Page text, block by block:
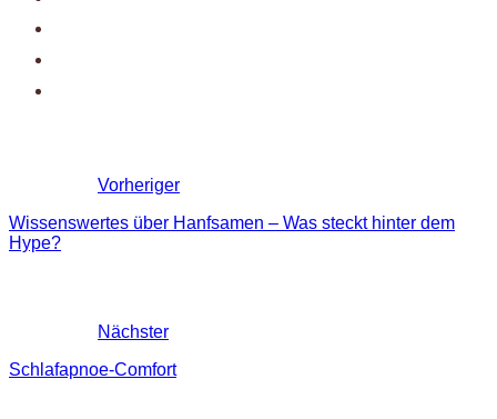
Vorheriger
Wissenswertes über Hanfsamen – Was steckt hinter dem
Hype?
Nächster
Schlafapnoe-Comfort